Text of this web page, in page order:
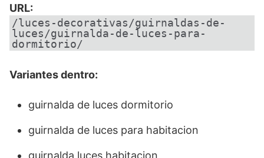
URL:
/luces-decorativas/guirnaldas-de-
luces/guirnalda-de-luces-para-
dormitorio/
Variantes dentro:
guirnalda de luces dormitorio
guirnalda de luces para habitacion
guirnalda luces habitacion